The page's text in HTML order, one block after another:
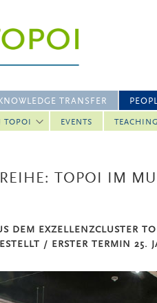
KNOWLEDGE TRANSFER
TOPOI EVENTS
TOPOI IM
DEM EXZELLENZCLUSTER
/ ERSTER TERMIN 25.